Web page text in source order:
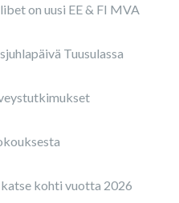
on uusi EE & FI MVA
Tuusulassa
kohti vuotta 2026